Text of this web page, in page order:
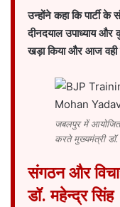
उन्होंने कहा कि पार्टी
दीनदयाल उपाध्याय
खड़ा किया और आज वही
जबलपुर में आयोजित
करते मुख्यमंत्री डॉ.
संगठन और
डॉ. महेन्द्र सिंह